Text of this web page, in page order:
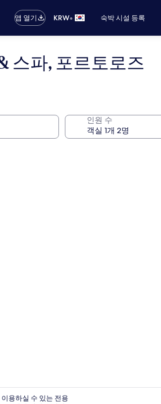
앱 열기 KRW• 숙박 시설 등록
스파, 포르토로즈
인원 수
용하실 수 있는 전용